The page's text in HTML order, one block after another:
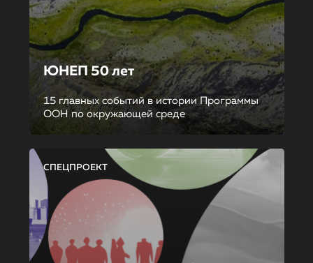
ЮНЕП 50 лет
15 главных событий в истории Программы
ООН по окружающей среде
СПЕЦПРОЕКТ